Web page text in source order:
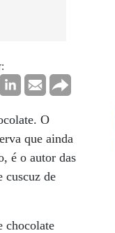
O
que ainda
é o autor das
cuscuz de
chocolate